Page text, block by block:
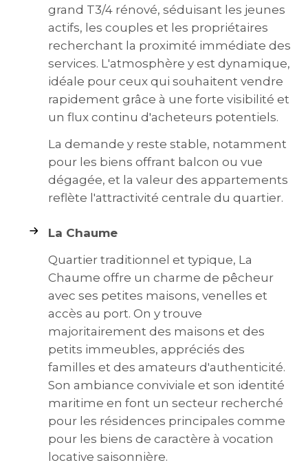
grand T3/4 rénové, séduisant les jeunes
actifs, les couples et les propriétaires
recherchant la proximité immédiate des
services. L'atmosphère y est dynamique,
idéale pour ceux qui souhaitent vendre
rapidement grâce à une forte visibilité et
un flux continu d'acheteurs potentiels.
La demande y reste stable, notamment
pour les biens offrant balcon ou vue
dégagée, et la valeur des appartements
reflète l'attractivité centrale du quartier.
La Chaume
Quartier traditionnel et typique, La
Chaume offre un charme de pêcheur
avec ses petites maisons, venelles et
accès au port. On y trouve
majoritairement des maisons et des
petits immeubles, appréciés des
familles et des amateurs d'authenticité.
Son ambiance conviviale et son identité
maritime en font un secteur recherché
pour les résidences principales comme
pour les biens de caractère à vocation
locative saisonnière.